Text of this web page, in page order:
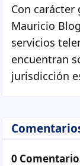
Con carácter
Mauricio
servicios
encuentran
jurisdicción
0